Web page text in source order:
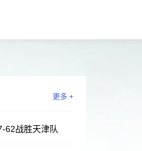
更多 +
62战胜天津队